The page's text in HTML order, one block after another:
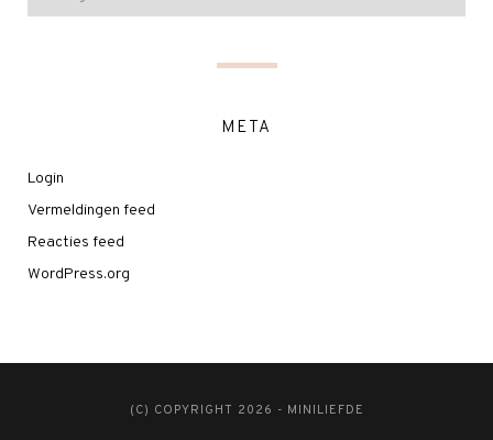
META
Login
Vermeldingen feed
Reacties feed
WordPress.org
(C) COPYRIGHT 2026 - MINILIEFDE